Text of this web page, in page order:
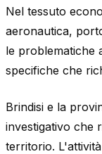
Nel tessuto
aeronautica,
le problematiche
specifiche che
Brindisi e la
investigativo che
territorio.